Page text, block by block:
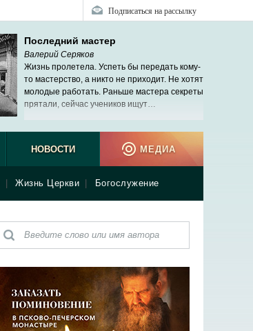
Подписаться на рассылку
Последний мастер
Валерий Серяков
Жизнь пролетела. Успеть бы передать кому-
то мастерство, а никто не приходит. Не хотят
молодые работать. Раньше мастера секреты
прятали, сейчас учеников ищут…
Жизнь Церкви Богослужение
НОВОСТИ МЕДИА